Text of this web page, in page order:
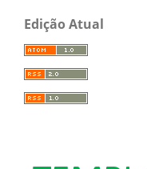
Edição Atual